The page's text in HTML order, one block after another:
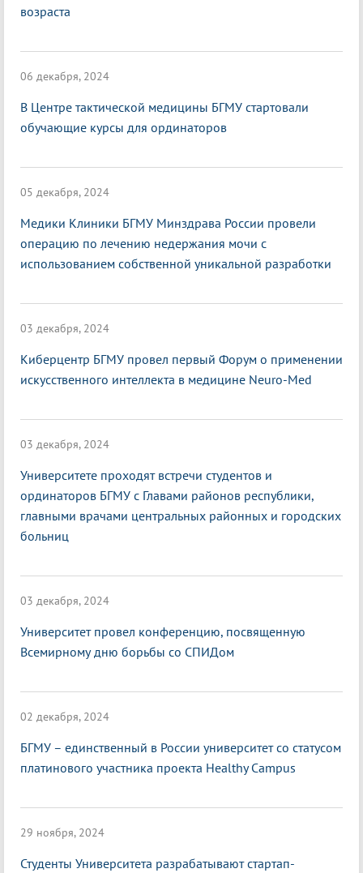
возраста
06 декабря, 2024
В Центре тактической медицины БГМУ стартовали
обучающие курсы для ординаторов
05 декабря, 2024
Медики Клиники БГМУ Минздрава России провели
операцию по лечению недержания мочи с
использованием собственной уникальной разработки
03 декабря, 2024
Киберцентр БГМУ провел первый Форум о применении
искусственного интеллекта в медицине Neuro-Med
03 декабря, 2024
Университете проходят встречи студентов и
ординаторов БГМУ с Главами районов республики,
главными врачами центральных районных и городских
больниц
03 декабря, 2024
Университет провел конференцию, посвященную
Всемирному дню борьбы со СПИДом
02 декабря, 2024
БГМУ – единственный в России университет со статусом
платинового участника проекта Healthy Campus
29 ноября, 2024
Студенты Университета разрабатывают стартап-